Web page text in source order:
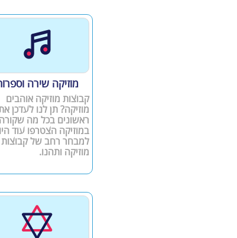
מוזיקה שירה
קבוצות מוזיקה אוהבים
מוזיקה? תן לנו לעדכן
ראשונים בכל מה שקורה
במוזיקה הצטרפו עוד
למבחר רחב של קבוצות
מוזיקה ותהנו.